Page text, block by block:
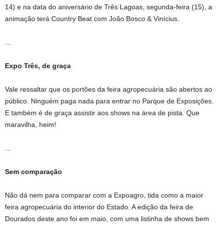
14) e na data do aniversário de Três Lagoas, segunda-feira (15), a
animação terá Country Beat com João Bosco & Vinícius.
…
Expo Três, de graça
Vale ressaltar que os portões da feira agropecuária são abertos ao
público. Ninguém paga nada para entrar no Parque de Exposições.
E também é de graça assistir aos shows na área de pista. Que
maravilha, heim!
…
Sem comparação
Não dá nem para comparar com a Expoagro, tida como a maior
feira agropecuária do interior do Estado. A edição da feira de
Dourados deste ano foi em maio, com uma listinha de shows bem